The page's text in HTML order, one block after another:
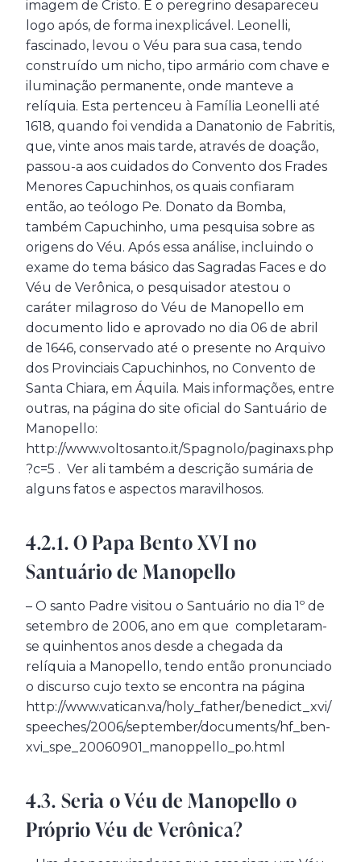
imagem de Cristo. E o peregrino desapareceu
logo após, de forma inexplicável. Leonelli,
fascinado, levou o Véu para sua casa, tendo
construído um nicho, tipo armário com chave e
iluminação permanente, onde manteve a
relíquia. Esta pertenceu à Família Leonelli até
1618, quando foi vendida a Danatonio de Fabritis,
que, vinte anos mais tarde, através de doação,
passou-a aos cuidados do Convento dos Frades
Menores Capuchinhos, os quais confiaram
então, ao teólogo Pe. Donato da Bomba,
também Capuchinho, uma pesquisa sobre as
origens do Véu. Após essa análise, incluindo o
exame do tema básico das Sagradas Faces e do
Véu de Verônica, o pesquisador atestou o
caráter milagroso do Véu de Manopello em
documento lido e aprovado no dia 06 de abril
de 1646, conservado até o presente no Arquivo
dos Provinciais Capuchinhos, no Convento de
Santa Chiara, em Áquila. Mais informações, entre
outras, na página do site oficial do Santuário de
Manopello:
http://www.voltosanto.it/Spagnolo/paginaxs.php
?c=5 . Ver ali também a descrição sumária de
alguns fatos e aspectos maravilhosos.
4.2.1. O Papa Bento XVI no
Santuário de Manopello
– O santo Padre visitou o Santuário no dia 1º de
setembro de 2006, ano em que completaram-
se quinhentos anos desde a chegada da
relíquia a Manopello, tendo então pronunciado
o discurso cujo texto se encontra na página
http://www.vatican.va/holy_father/benedict_xvi/
speeches/2006/september/documents/hf_ben-
xvi_spe_20060901_manoppello_po.html
4.3. Seria o Véu de Manopello o
Próprio Véu de Verônica?